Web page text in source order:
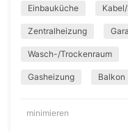
Einbauküche
Zentralheizung
Wasch-/Trockenraum
Gasheizung Balkon
minimieren